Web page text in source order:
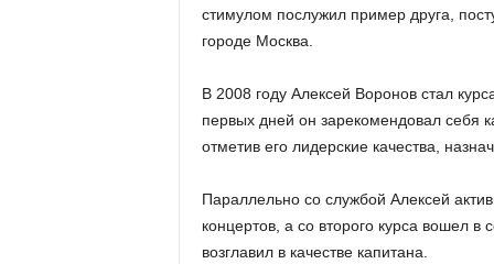
стимулом послужил пример друга,
городе Москва.
В 2008 году Алексей Воронов стал
первых дней он зарекомендовал себя
отметив его лидерские качества,
Параллельно со службой Алексей
концертов, а со второго курса вошел
возглавил в качестве капитана.